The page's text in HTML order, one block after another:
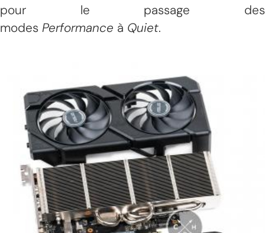
pour le passage des
modes Performance à Quiet.